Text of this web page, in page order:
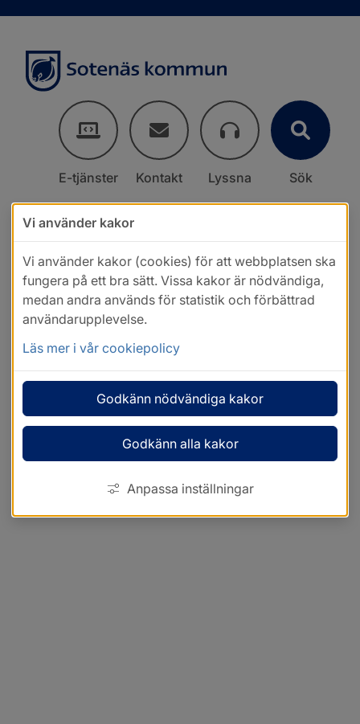
E-tjänster Kontakt Lyssna Sök
Vi använder kakor
Vi använder kakor (cookies) för att webbplatsen ska
fungera på ett bra sätt. Vissa kakor är nödvändiga,
medan andra används för statistik och förbättrad
användarupplevelse.
Läs mer i vår cookiepolicy
Godkänn nödvändiga kakor
Godkänn alla kakor
Anpassa inställningar